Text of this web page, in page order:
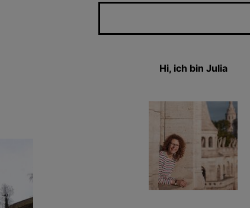
Hi, ich bin Julia